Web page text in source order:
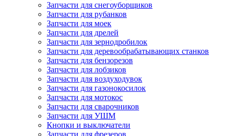
Запчасти для снегоуборщиков
Запчасти для рубанков
Запчасти для моек
Запчасти для дрелей
Запчасти для зернодробилок
Запчасти для деревообрабатывающих станков
Запчасти для бензорезов
Запчасти для лобзиков
Запчасти для воздуходувок
Запчасти для газонокосилок
Запчасти для мотокос
Запчасти для сварочников
Запчасти для УШМ
Кнопки и выключатели
Запчасти для фрезеров